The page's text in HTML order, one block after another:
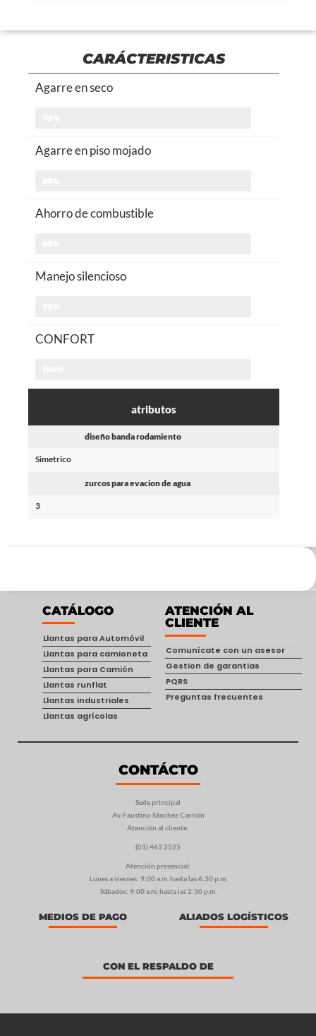
CARÁCTERISTICAS
Agarre en seco
Agarre en piso mojado
Ahorro de combustible
Manejo silencioso
CONFORT
atributos
diseño banda rodamiento
Simetrico
zurcos para evacion de agua
3
CATÁLOGO
Llantas para Automóvil
Llantas para camioneta
Llantas para Camión
Llantas runflat
Llantas industriales
Llantas agrícolas
ATENCIÓN AL
CLIENTE
Comunícate con un asesor
Gestion de garantias
PQRS
Preguntas frecuentes
CONTÁCTO
Sede principal
Av. Faustino Sánchez Carrión
Atención al cliente:
(01) 463 2525
Atención presencial:
Lunes a viernes: 9:00 a.m. hasta las 6:30 p.m.
Sábados: 9:00 a.m. hasta las 2:30 p.m.
MEDIOS DE PAGO ALIADOS LOGÍSTICOS
CON EL RESPALDO DE